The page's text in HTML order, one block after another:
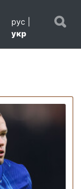
рус
укр